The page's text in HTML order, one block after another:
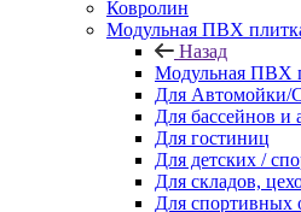
Ковролин
Модульная ПВХ
Назад
Модульная ПВХ
Для
Для бассейнов и
Для гостиниц
Для детских /
Для складов,
Для спортивных